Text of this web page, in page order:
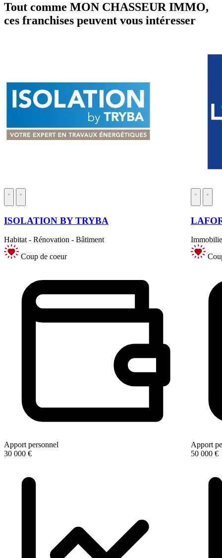
Tout comme MON CHASSEUR IMMO,
ces franchises peuvent vous intéresser
ISOLATION BY TRYBA
Habitat - Rénovation - Bâtiment
Coup de coeur
Apport personnel
30 000 €
Apport
50 000 €